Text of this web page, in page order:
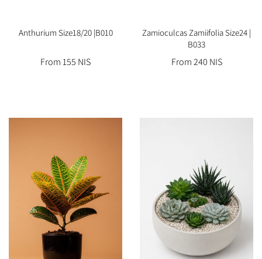
Zamioculcas Zamiifolia Size24 |
B033
From 240 NIS
Anthurium Size18/20 |B010
From 155 NIS